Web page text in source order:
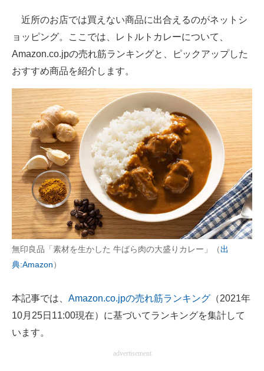
スマホと通信の最新トレンド
進化するPCとデバイスの未来
ビジネスと働き方のヒント
AI活用のいまが分かる
企業ITのトレンドを詳説
経営リーダーのコミュニティ
マーケ×ITの今がよく分かる
ITエンジニア向け専門サイト
企業向けIT製品の総合サイト
製造業のIT導入・活用を支援
モノづくり技術者専門サイト
近所のお店では買えない商品に出合えるのがネットシ
ョッピング。ここでは、レトルトカレーについて、
Amazon.co.jpの売れ筋ランキングと、ピックアップした
おすすめ商品を紹介します。
無印良品「素材を生かした 牛ばら肉の大盛りカレー」（出
典:Amazon）
本記事では、 Amazon.co.jpの売れ筋ランキング （2021年
10月25日11:00現在）に基づいてランキングを集計して
います。
advertisement